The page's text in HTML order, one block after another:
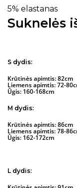
5% elastanas
Suknelės
S dydis:
Krūtinės apimtis: 82cm
Liemens apimtis: 72-
Ūgis: 160-168cm
M dydis:
Krūtinės apimtis: 86cm
Liemens apimtis: 78-
Ūgis: 162-172cm
L dydis: